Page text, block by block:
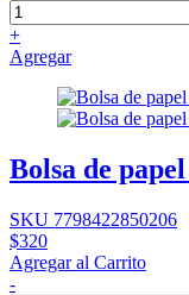
+
Agregar
Bolsa de
SKU 7798422850206
$320
Agregar al Carrito
-